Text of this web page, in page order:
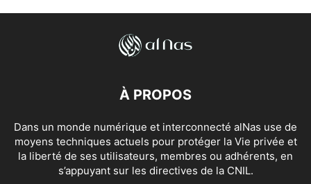
À PROPOS
Dans un monde numérique et interconnecté alNas use de
moyens techniques actuels pour protéger la Vie privée et
la liberté de ses utilisateurs, membres ou adhérents, en
s’appuyant sur les directives de la CNIL.